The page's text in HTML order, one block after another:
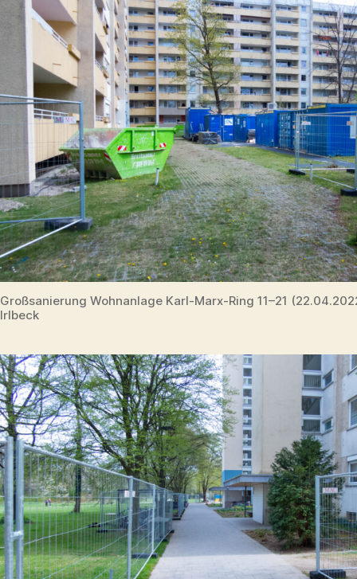
Großsanierung Wohnanlage Karl-Marx-Ring 11–21
Irlbeck